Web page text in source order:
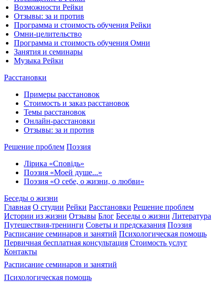
Возможности Рейки
Отзывы: за и против
Программа и стоимость обучения Рейки
Омни-целительство
Программа и стоимость обучения Омни
Занятия и семинары
Музыка Рейки
Расстановки
Примеры расстановок
Стоимость и заказ расстановок
Темы расстановок
Онлайн-расстановки
Отзывы: за и против
Решение проблем Поэзия
Лірика «Сповідь»
Поэзия «Моей душе...»
Поэзия «О себе, о жизни, о любви»
Беседы о жизни
Главная О студии Рейки Расстановки Решение проблем
Истории из жизни Отзывы Блог Беседы о жизни Литература
Путешествия-тренинги Советы и предсказания Поэзия
Расписание семинаров и занятий Психологическая помощь
Первичная бесплатная консультация Стоимость услуг
Контакты
Расписание семинаров и занятий
Психологическая помощь